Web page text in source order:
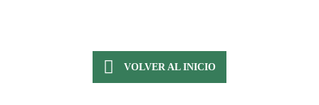
VOLVER AL INICIO